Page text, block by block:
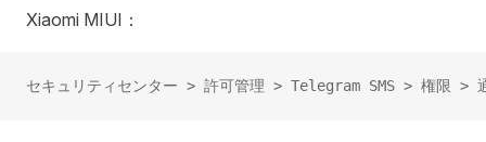
Xiaomi MIUI：
セキュリティセンター > 許可管理 > Telegram SMS > 権限 > 通